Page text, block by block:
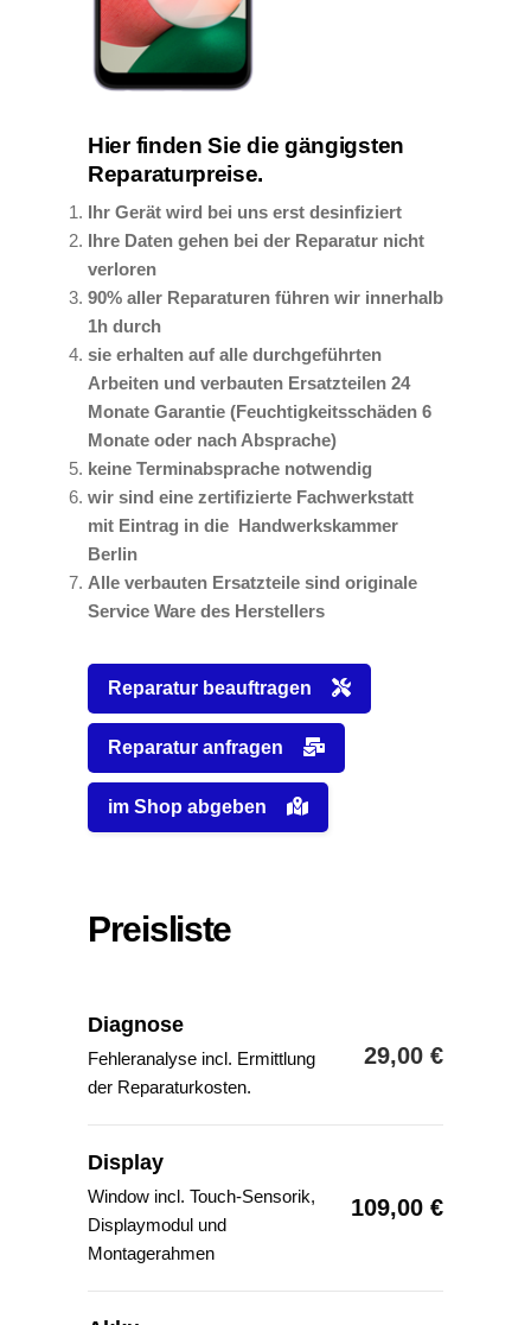
Hier finden Sie die gängigsten
Reparaturpreise.
Ihr Gerät wird bei uns erst desinfiziert
Ihre Daten gehen bei der Reparatur nicht
verloren
90% aller Reparaturen führen wir innerhalb
1h durch
sie erhalten auf alle durchgeführten
Arbeiten und verbauten Ersatzteilen 24
Monate Garantie (Feuchtigkeitsschäden 6
Monate oder nach Absprache)
keine Terminabsprache notwendig
wir sind eine zertifizierte Fachwerkstatt
mit Eintrag in die Handwerkskammer
Berlin
Alle verbauten Ersatzteile sind originale
Service Ware des Herstellers
Reparatur beauftragen
Reparatur anfragen
im Shop abgeben
Preisliste
Diagnose
Fehleranalyse incl. Ermittlung
der Reparaturkosten.
29,00 €
Display
Window incl. Touch-Sensorik,
Displaymodul und
Montagerahmen
109,00 €